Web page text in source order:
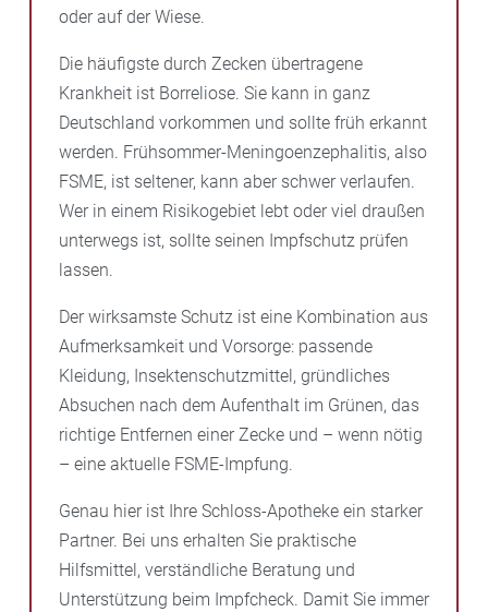
oder auf der Wiese.
Die häufigste durch Zecken übertragene
Krankheit ist Borreliose. Sie kann in ganz
Deutschland vorkommen und sollte früh erkannt
werden. Frühsommer-Meningoenzephalitis, also
FSME, ist seltener, kann aber schwer verlaufen.
Wer in einem Risikogebiet lebt oder viel draußen
unterwegs ist, sollte seinen Impfschutz prüfen
lassen.
Der wirksamste Schutz ist eine Kombination aus
Aufmerksamkeit und Vorsorge: passende
Kleidung, Insektenschutzmittel, gründliches
Absuchen nach dem Aufenthalt im Grünen, das
richtige Entfernen einer Zecke und – wenn nötig
– eine aktuelle FSME-Impfung.
Genau hier ist Ihre Schloss-Apotheke ein starker
Partner. Bei uns erhalten Sie praktische
Hilfsmittel, verständliche Beratung und
Unterstützung beim Impfcheck. Damit Sie immer